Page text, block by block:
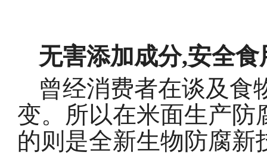
无害添加成分,安全食
曾经消费者在谈及食
变。所以在米面生产防
的则是全新生物防腐新